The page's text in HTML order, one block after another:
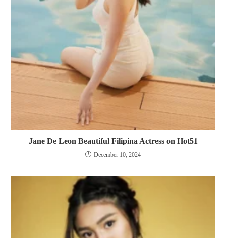
Jane De Leon Beautiful Filipina Actress on Hot51
December 10, 2024